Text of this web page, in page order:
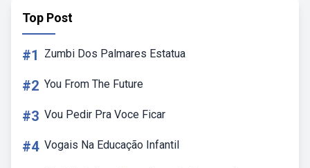
Top Post
#1 Zumbi Dos Palmares Estatua
#2 You From The Future
#3 Vou Pedir Pra Voce Ficar
#4 Vogais Na Educação Infantil